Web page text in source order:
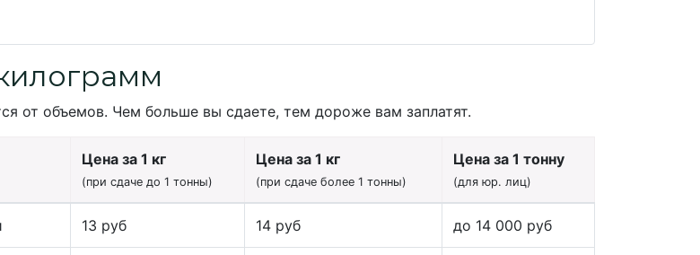
от объемов. Чем больше вы сдаете, тем дороже вам заплатят.
Цена за 1 кг
(при сдаче до 1 тонны)
Цена за 1 кг
(при сдаче более 1 тонны)
Цена за 1 тонну
(для юр. лиц)
13 руб 14 руб до 14 000 руб